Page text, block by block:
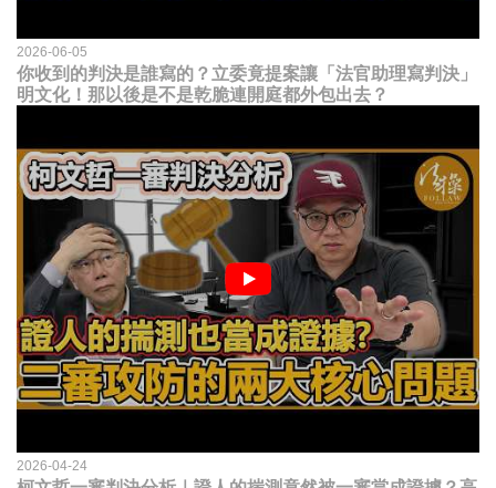
2026-06-05
你收到的判決是誰寫的？立委竟提案讓「法官助理寫判決」
明文化！那以後是不是乾脆連開庭都外包出去？
2026-04-24